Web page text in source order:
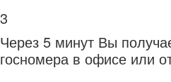
3
Через 5 минут Вы
госномера в офисе или